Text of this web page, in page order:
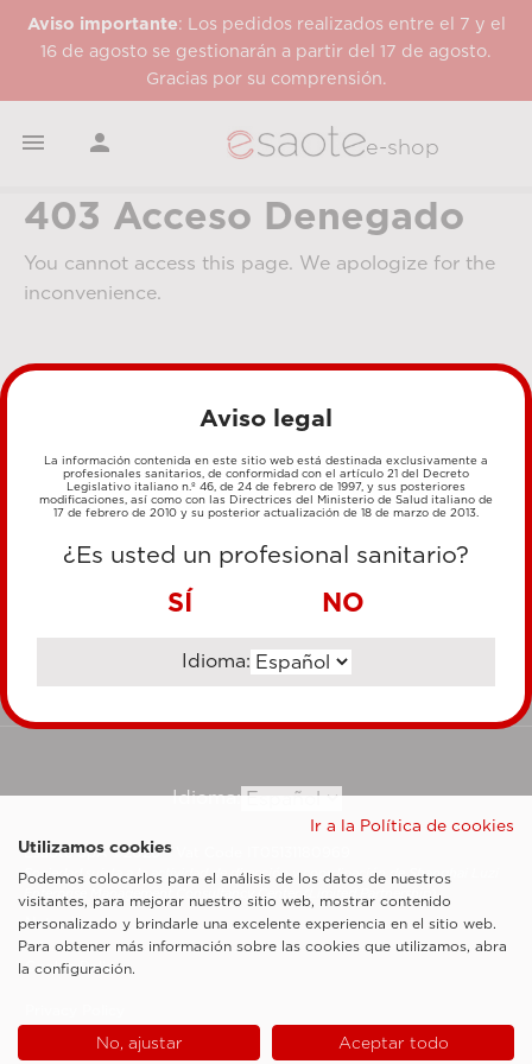
Aviso importante: Los pedidos realizados entre el 7 y el
16 de agosto se gestionarán a partir del 17 de agosto.
Gracias por su comprensión.
  e-shop
403 Acceso Denegado
You cannot access this page. We apologize for the
inconvenience.
MÉTODOS DE PAGO
TRANSFERENCIA BANCARIA
Idioma:
Esaote SpA ©2026 - Vat Code IT05131180969
Sociedad sujeta a la actividad de dirección y coordinación de Shanghai Luzi
Enterprise Management Consultancy Center (Limited Partnership)
Notas legales
Cookie Policy
Aviso legal
La información contenida en este sitio web está destinada exclusivamente a
profesionales sanitarios, de conformidad con el artículo 21 del Decreto
Legislativo italiano n.º 46, de 24 de febrero de 1997, y sus posteriores
modificaciones, así como con las Directrices del Ministerio de Salud italiano de
17 de febrero de 2010 y su posterior actualización de 18 de marzo de 2013.
¿Es usted un profesional sanitario?
SÍ NO
Idioma:
Ir a la Política de cookies
Utilizamos cookies
Podemos colocarlos para el análisis de los datos de nuestros
visitantes, para mejorar nuestro sitio web, mostrar contenido
personalizado y brindarle una excelente experiencia en el sitio web.
Para obtener más información sobre las cookies que utilizamos, abra
la configuración.
No, ajustar Aceptar todo